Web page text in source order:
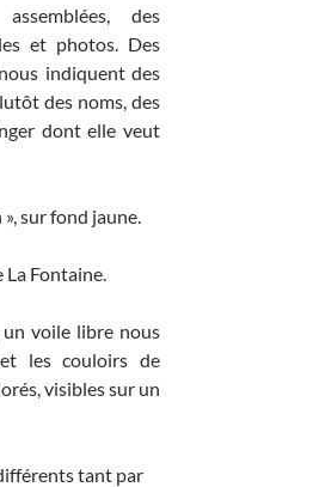
des
et photos. Des
indiquent des
des noms, des
dont elle veut
», sur fond jaune.
La Fontaine.
un voile libre nous
les couloirs de
visibles sur un
tant par